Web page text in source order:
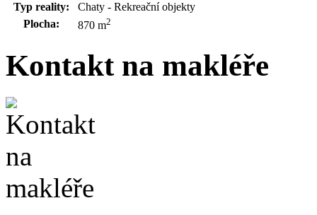
Typ reality:
Chaty - Rekreační objekty
Plocha:
870 m2
Kontakt na makléře